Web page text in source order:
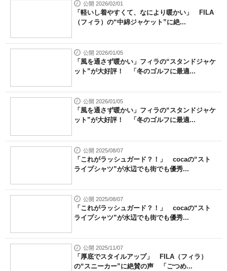
公開 2026/02/01
「軽いし着やすくて、なにより暖かい」 FILA
（フィラ）の“中綿ジャケット”に絶...
公開 2026/01/05
「風を通さず暖かい」フィラの“スタンドジャケ
ット”が大好評！ 「冬のゴルフに最適...
公開 2026/01/05
「風を通さず暖かい」フィラの“スタンドジャケ
ット”が大好評！ 「冬のゴルフに最適...
公開 2025/08/07
「これがラッシュガード？！」 cocaの“スト
ライプシャツ”が水辺でも街でも優秀...
公開 2025/08/07
「これがラッシュガード？！」 cocaの“スト
ライプシャツ”が水辺でも街でも優秀...
公開 2025/11/07
「厚底でスタイルアップ」 FILA（フィラ）
の“スニーカー”に絶賛の声 「ごつめ...